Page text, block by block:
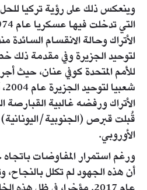
وينعكس ذلك على رؤية تركيا للحل
الأتراك وحالة الانقسام السائدة
لتوحيد الجزيرة وفي مقدمة ذلك
للأمم المتحدة كوفي عنان، حيث
الأتراك ورفضه غالبية القبارصة
قُبلت قبرص (الجنوبية/
الأوروبي.
ورغم استمرار المفاوضات باتجاه
أن هذه الجهود لم تكلل